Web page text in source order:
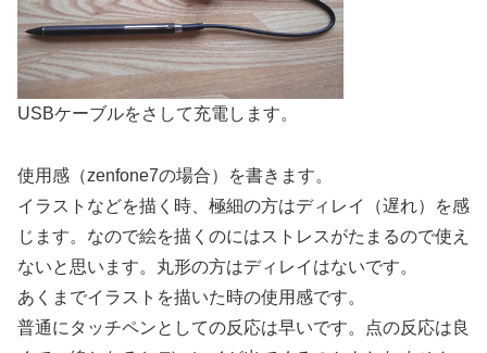
USBケーブルをさして充電します。
使用感（zenfone7の場合）を書きます。
イラストなどを描く時、極細の方はディレイ（遅れ）を感
じます。なので絵を描くのにはストレスがたまるので使え
ないと思います。丸形の方はディレイはないです。
あくまでイラストを描いた時の使用感です。
普通にタッチペンとしての反応は早いです。点の反応は良